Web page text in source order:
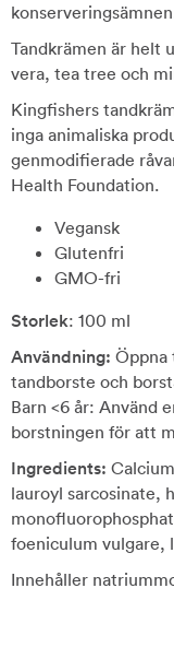
Tandkrämen är helt
vera, tea tree och
Kingfishers
inga animaliska
genmodifierade
Health Foundation.
Vegansk
Glutenfri
GMO-fri
Storlek: 100 ml
Användning: Öppna
tandborste och
Barn <6 år: Använd
borstningen för att
Ingredients:
lauroyl sarcosinate,
foeniculum vulgare,
Innehåller